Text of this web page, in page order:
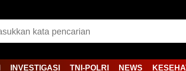
INVESTIGASI TNI-POLRI NEWS